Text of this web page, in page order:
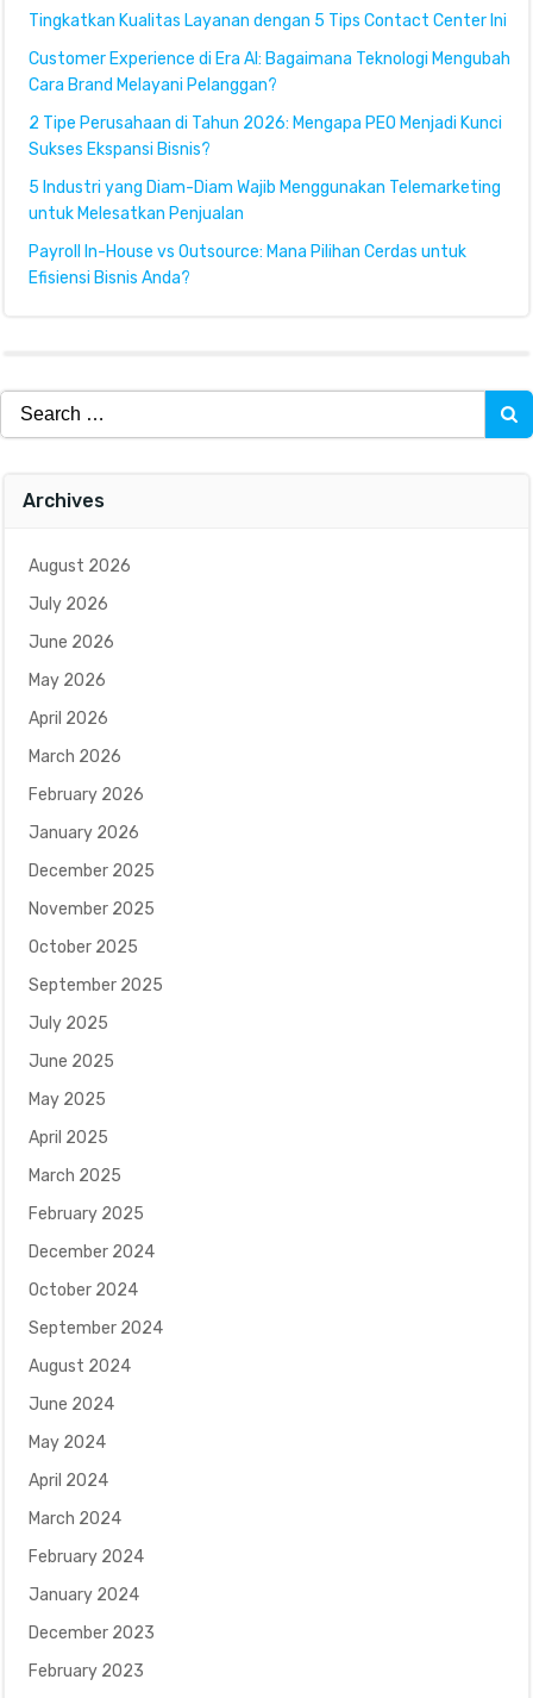
Tingkatkan Kualitas Layanan dengan 5 Tips Contact Center Ini
Customer Experience di Era AI: Bagaimana Teknologi Mengubah
Cara Brand Melayani Pelanggan?
2 Tipe Perusahaan di Tahun 2026: Mengapa PEO Menjadi Kunci
Sukses Ekspansi Bisnis?
5 Industri yang Diam-Diam Wajib Menggunakan Telemarketing
untuk Melesatkan Penjualan
Payroll In-House vs Outsource: Mana Pilihan Cerdas untuk
Efisiensi Bisnis Anda?
Search
for:
Archives
August 2026
July 2026
June 2026
May 2026
April 2026
March 2026
February 2026
January 2026
December 2025
November 2025
October 2025
September 2025
July 2025
June 2025
May 2025
April 2025
March 2025
February 2025
December 2024
October 2024
September 2024
August 2024
June 2024
May 2024
April 2024
March 2024
February 2024
January 2024
December 2023
February 2023